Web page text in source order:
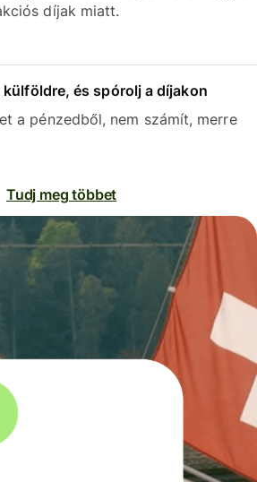
díjak miatt.
és spórolj a díjakon
a pénzedből, nem számít, merre
Tudj meg többet